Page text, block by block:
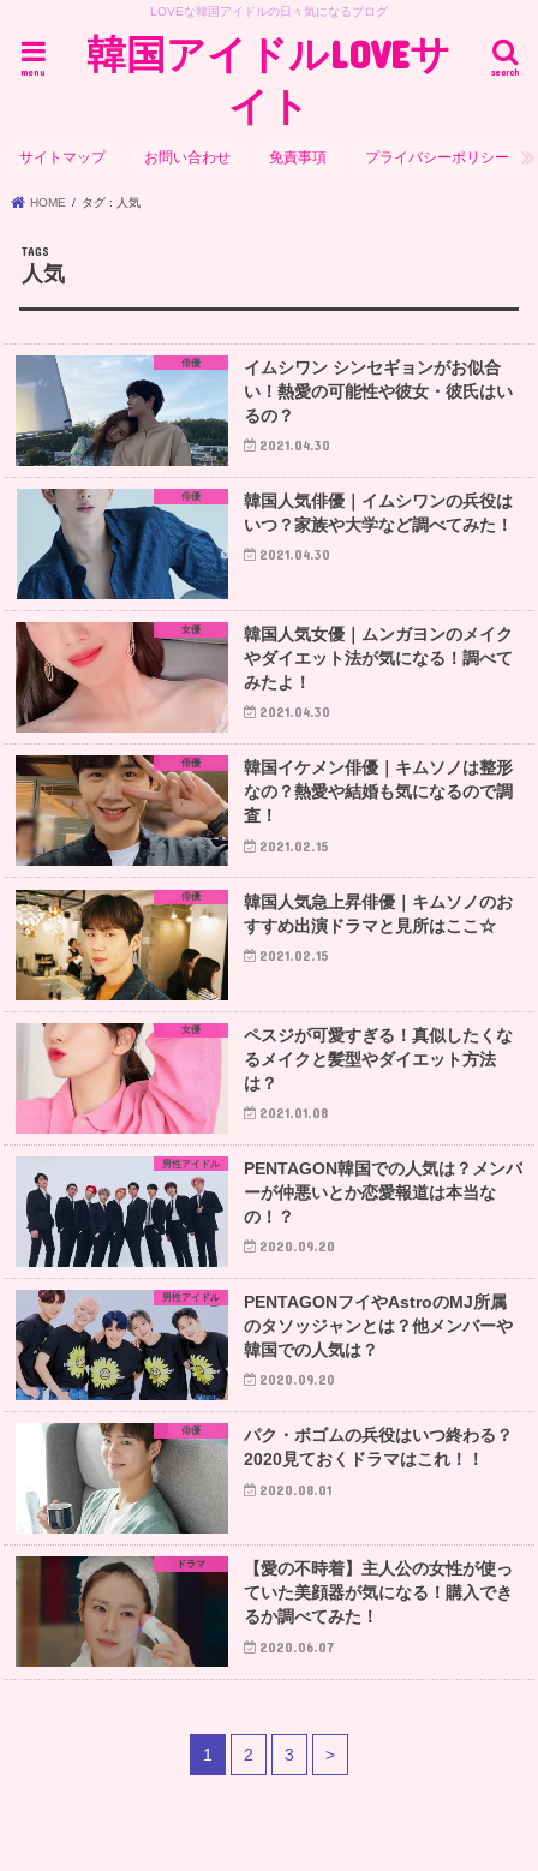
LOVEな韓国アイドルの日々気になるブログ
韓国アイドルLOVEサ
イト
search
menu
サイトマップ お問い合わせ 免責事項 プライバシーポリシー
HOME タグ : 人気
人気
俳優
イムシワン シンセギョンがお似合
い！熱愛の可能性や彼女・彼氏はい
るの？
2021.04.30
俳優
韓国人気俳優｜イムシワンの兵役は
いつ？家族や大学など調べてみた！
2021.04.30
女優
韓国人気女優｜ムンガヨンのメイク
やダイエット法が気になる！調べて
みたよ！
2021.04.30
俳優
韓国イケメン俳優｜キムソノは整形
なの？熱愛や結婚も気になるので調
査！
2021.02.15
俳優
韓国人気急上昇俳優｜キムソノのお
すすめ出演ドラマと見所はここ☆
2021.02.15
女優
ペスジが可愛すぎる！真似したくな
るメイクと髪型やダイエット方法
は？
2021.01.08
男性アイドル
PENTAGON韓国での人気は？メンバ
ーが仲悪いとか恋愛報道は本当な
の！？
2020.09.20
男性アイドル
PENTAGONフイやAstroのMJ所属
のタソッジャンとは？他メンバーや
韓国での人気は？
2020.09.20
俳優
パク・ボゴムの兵役はいつ終わる？
2020見ておくドラマはこれ！！
2020.08.01
ドラマ
【愛の不時着】主人公の女性が使っ
ていた美顔器が気になる！購入でき
るか調べてみた！
2020.06.07
1 2 3 >